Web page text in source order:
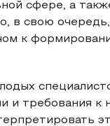
сфере, а
в свою очередь,
к
и требования к